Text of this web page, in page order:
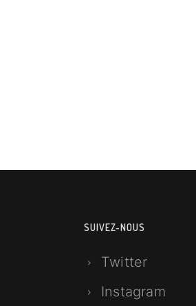
SUIVEZ-NOUS
Twitter
Instagram